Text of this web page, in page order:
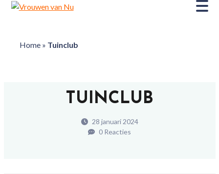
Home» Tuinclub
TUINCLUB
28 januari 2024
0 Reacties